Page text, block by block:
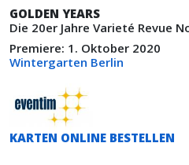
GOLDEN YEARS
Die 20er Jahre Varieté Revue
Premiere: 1. Oktober 2020
Wintergarten Berlin
KARTEN ONLINE BESTELLEN